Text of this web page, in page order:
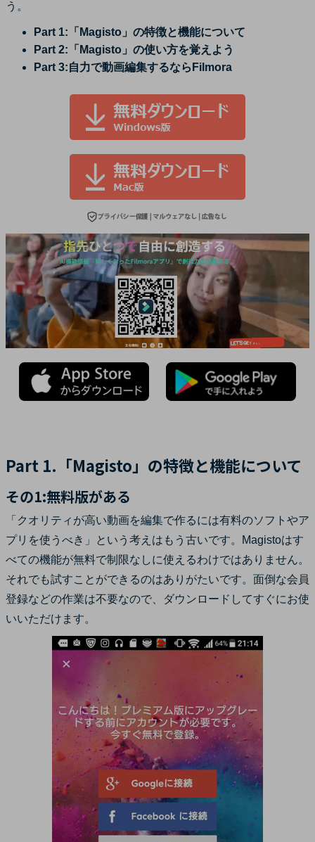
う。
Part 1:「Magisto」の特徴と機能について
Part 2:「Magisto」の使い方を覚えよう
Part 3:自力で動画編集するならFilmora
Part 1.「Magisto」の特徴と機能について
その1:無料版がある
「クオリティが高い動画を編集で作るには有料のソフトやア
プリを使うべき」という考えはもう古いです。Magistoはす
べての機能が無料で制限なしに使えるわけではありません。
それでも試すことができるのはありがたいです。面倒な会員
登録などの作業は不要なので、ダウンロードしてすぐにお使
いいただけます。